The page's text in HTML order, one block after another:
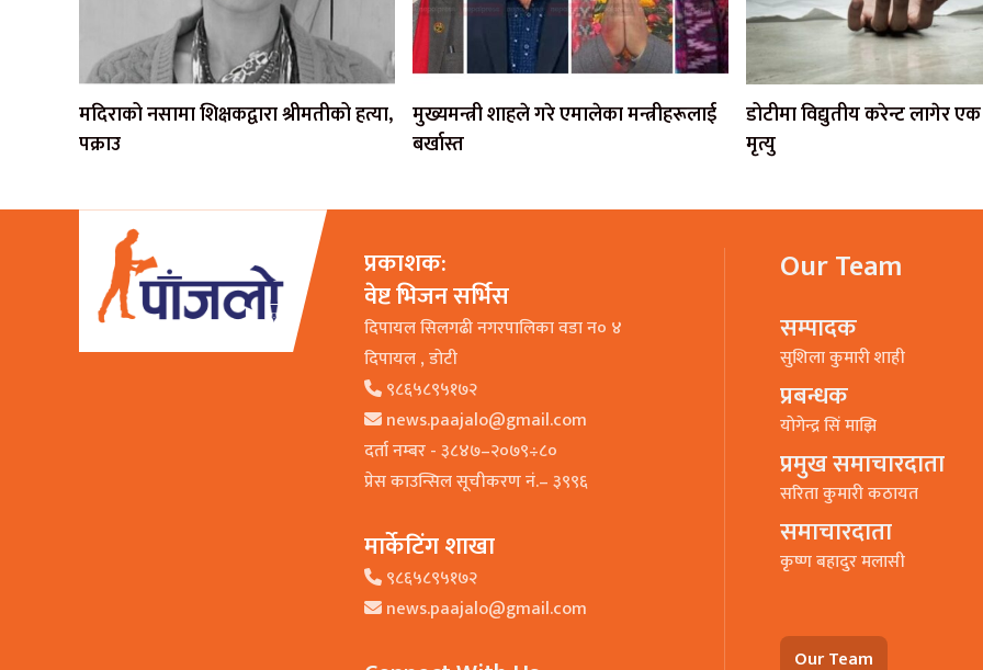
मदिराको नसामा शिक्षकद्वारा श्रीमतीको हत्या,
पक्राउ
मुख्यमन्त्री शाहले गरे एमालेका मन्त्रीहरूलाई
बर्खास्त
डोटीमा विद्युतीय करेन्ट लागेर
मृत्यु
प्रकाशक:
वेष्ट भिजन सर्भिस
दिपायल सिलगढी नगरपालिका वडा न० ४
दिपायल , डाेटी
९८६५८९५१७२
news.paajalo@gmail.com
दर्ता नम्बर - ३८४७–२०७९÷८०
प्रेस काउन्सिल सूचीकरण नं.– ३९९६
मार्केटिंग शाखा
९८६५८९५१७२
news.paajalo@gmail.com
Our Team
सम्पादक
सुशिला कुमारी शाही
प्रबन्धक
याेगेन्द्र सिं माझि
प्रमुख समाचारदाता
सरिता कुमारी कठायत
समाचारदाता
कृष्ण बहादुर मलासी
Our Team